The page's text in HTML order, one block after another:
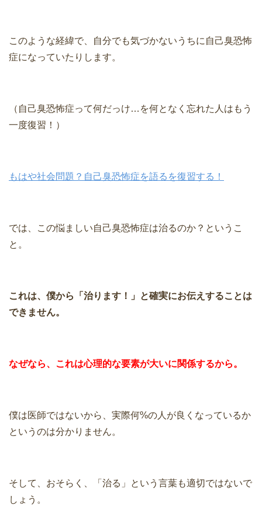
このような経緯で、自分でも気づかないうちに自己臭恐怖
症になっていたりします。
（自己臭恐怖症って何だっけ…を何となく忘れた人はもう
一度復習！）
もはや社会問題？自己臭恐怖症を語るを復習する！
では、この悩ましい自己臭恐怖症は治るのか？というこ
と。
これは、僕から「治ります！」と確実にお伝えすることは
できません。
なぜなら、これは心理的な要素が大いに関係するから。
僕は医師ではないから、実際何%の人が良くなっているか
というのは分かりません。
そして、おそらく、「治る」という言葉も適切ではないで
しょう。